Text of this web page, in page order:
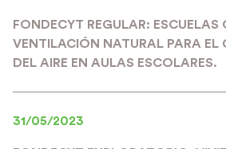
FONDECYT REGULAR: ESCUELAS
VENTILACIÓN NATURAL PARA
DEL AIRE EN AULAS ESCOLARES.
31/05/2023